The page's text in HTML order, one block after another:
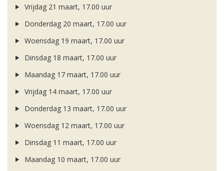
Vrijdag 21 maart, 17.00 uur
Donderdag 20 maart, 17.00 uur
Woensdag 19 maart, 17.00 uur
Dinsdag 18 maart, 17.00 uur
Maandag 17 maart, 17.00 uur
Vrijdag 14 maart, 17.00 uur
Donderdag 13 maart, 17.00 uur
Woensdag 12 maart, 17.00 uur
Dinsdag 11 maart, 17.00 uur
Maandag 10 maart, 17.00 uur